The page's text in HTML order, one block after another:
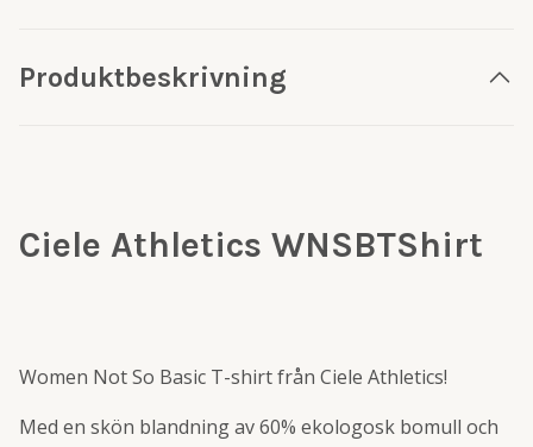
Produktbeskrivning
Ciele Athletics WNSBTShirt
Women Not So Basic T-shirt från Ciele Athletics!
Med en skön blandning av 60% ekologosk bomull och